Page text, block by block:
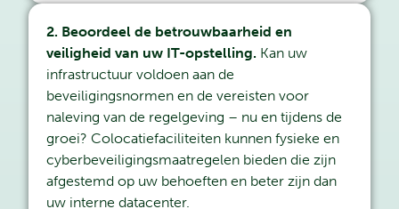
2. Beoordeel de betrouwbaarheid en
veiligheid van uw IT-opstelling. Kan uw
infrastructuur voldoen aan de
beveiligingsnormen en de vereisten voor
naleving van de regelgeving – nu en tijdens de
groei? Colocatiefaciliteiten kunnen fysieke en
cyberbeveiligingsmaatregelen bieden die zijn
afgestemd op uw behoeften en beter zijn dan
uw interne datacenter.